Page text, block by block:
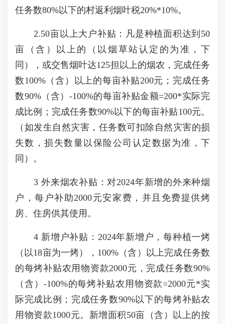
任务数80%以下的村返利烟叶税20%*10%。
2.50亩以上大户补贴：凡是种植面积达到50
亩（含）以上的（以烟草站认定的为准，下
同），或交售烟叶达125担以上的烟农，完成任务
数100%（含）以上的每亩补贴200元；完成任务
数90%（含）-100%的每亩补贴金额=200*实际完
成比例；完成任务数90%以下的每亩补贴100元。
（如发生自然灾害，任务数可扣除自然灾害的损
失数，损失数量以保险公司认定数据为准，下
同）。
3 外来烟农补贴：对2024年新增的外来种烟
户，每户补助2000元安家费，并且免费提供烤
房、住房供其使用。
4 新增户补贴：2024年新增户，每种植一烤
（以18亩为一烤），100%（含）以上完成任务数
的每烤补贴农用物资款2000元，完成任务数90%
（含）-100%的每烤补贴农用物资款=2000元*实
际完成比例；完成任务数90%以下的每烤补贴农
用物资款1000元。新增面积50亩（含）以上的按